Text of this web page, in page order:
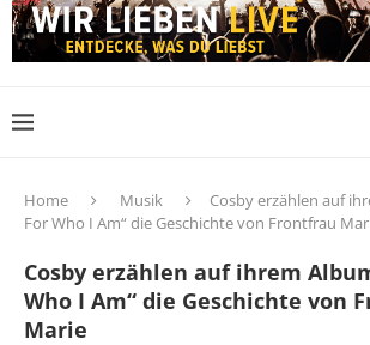
Home Musik
Cosby erzählen auf
For Who I Am“ die Geschichte von Frontfrau
Cosby erzählen auf ihrem
Who I Am“ die Geschichte von
Marie